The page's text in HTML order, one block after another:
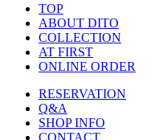
TOP
ABOUT DITO
COLLECTION
AT FIRST
ONLINE ORDER
RESERVATION
Q&A
SHOP INFO
CONTACT